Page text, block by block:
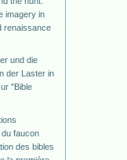
imagery in
renaissance
und die
der Laster in
"Bible
faucon
des bibles